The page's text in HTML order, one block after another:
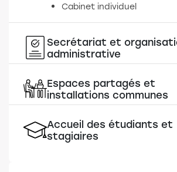
Cabinet individuel
Secrétariat et
administrative
Entretien / Ménage inclus
Charges mutualisées
Espaces partagés et
installations communes
Cafétéria / Coin repas
Accueil des étudiants et
stagiaires